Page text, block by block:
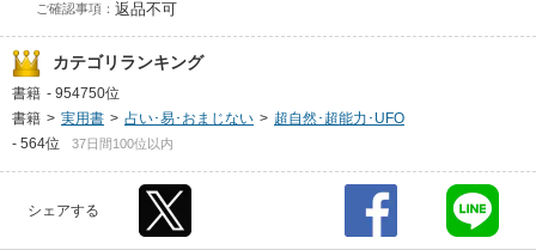
ご確認事項： 返品不可
カテゴリランキング
書籍 - 954750位
書籍 > 実用書 > 占い･易･おまじない > 超自然･超能力･UFO
- 564位 37日間100位以内
シェアする